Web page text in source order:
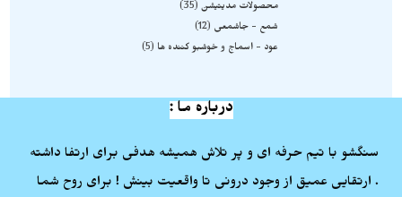
محصولات مدیتیشن 35
شمع - جاشمعی
12
عود - اسماج و خوشبو کننده ها
5
درباره ما :
سنگشو با تیم حرفه ای و پر تلاش همیشه هدفی برای ارتفا داشته
. ارتقایی عمیق از وجود درونی تا واقعیت بینش ! برای روح شما